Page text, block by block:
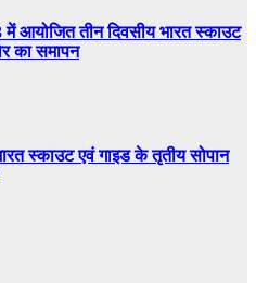
में आयोजित तीन दिवसीय भारत स्काउट
का समापन
स्काउट एवं गाइड के तृतीय सोपान